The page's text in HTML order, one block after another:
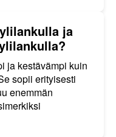
ja
ja kestävämpi kuin
sopii erityisesti
enemmän